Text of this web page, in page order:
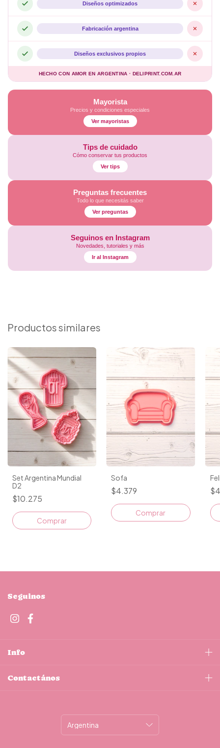
Mayorista
Precios y condiciones especiales
Ver mayoristas
Tips de cuidado
Cómo conservar tus productos
Ver tips
Preguntas frecuentes
Todo lo que necesitás saber
Ver preguntas
Seguinos en Instagram
Novedades, tutoriales y más
Ir al Instagram
Diseños optimizados
Fabricación argentina
Diseños exclusivos propios
HECHO CON AMOR EN ARGENTINA · DELIPRINT.COM.AR
Productos similares
Set Argentina Mundial
D2
$10.275
Sofa
$4.379
Comprar
Seguinos
Info
Contactános